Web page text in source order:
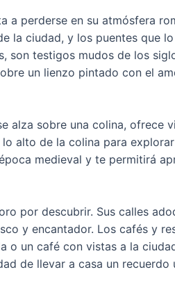
a perderse en su atmósfera
la ciudad, y los puentes que
son testigos mudos de los
un lienzo pintado con el
alza sobre una colina, ofrece
alto de la colina para
medieval y te permitirá
por descubrir. Sus calles
y encantador. Los cafés y
o un café con vistas a la
de llevar a casa un recuerdo